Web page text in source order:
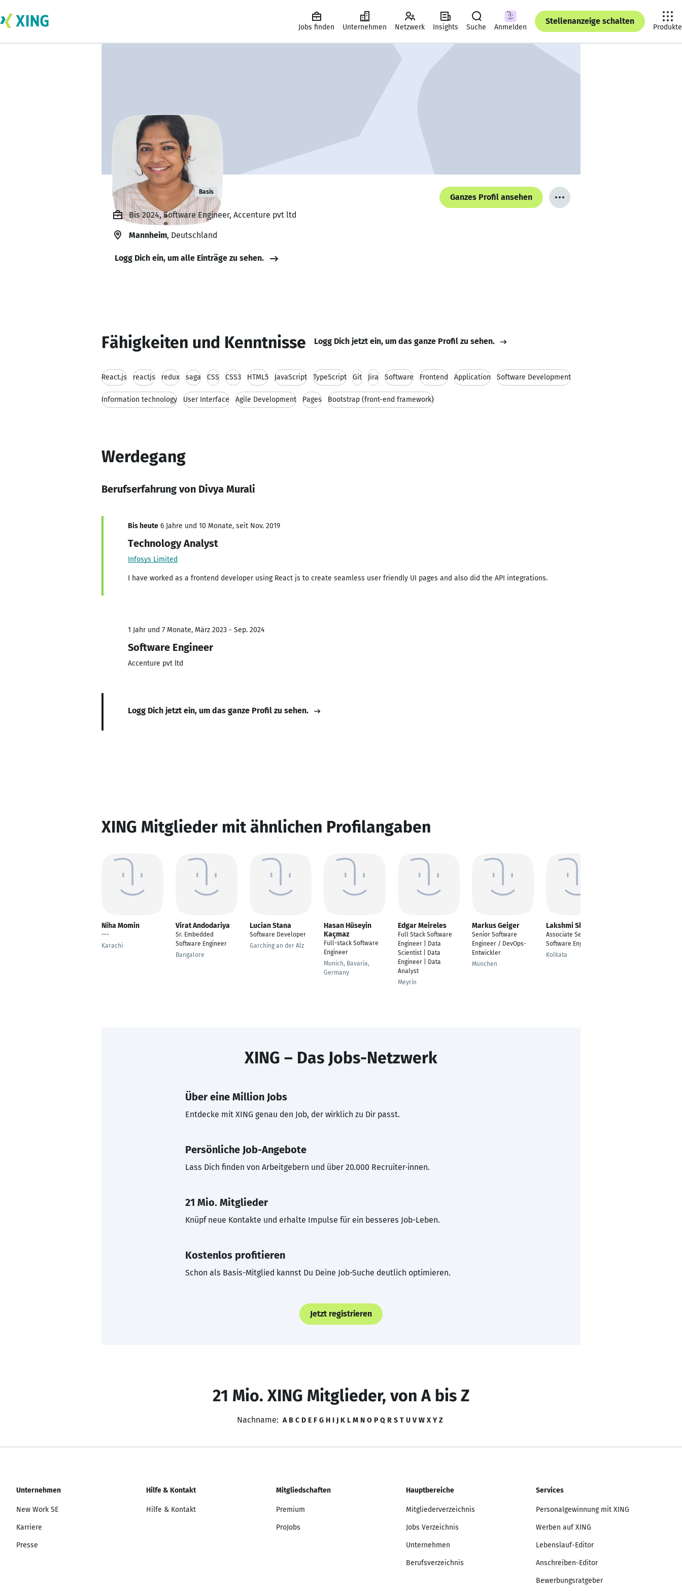
Jobs finden Unternehmen Netzwerk Insights Suche Anmelden
Stellenanzeige schalten
Produkte
Divya Murali Basis
Ganzes Profil ansehen
Bis 2024, Software Engineer, Accenture pvt ltd
Mannheim, Deutschland
Logg Dich ein, um alle Einträge zu sehen.
Fähigkeiten und Kenntnisse Logg Dich jetzt ein, um das ganze Profil zu sehen.
React.js reactjs redux saga CSS CSS3 HTML5 JavaScript TypeScript Git Jira Software Frontend Application Software Development
Information technology User Interface Agile Development Pages Bootstrap (front-end framework)
Werdegang
Berufserfahrung von Divya Murali
Bis heute 6 Jahre und 10 Monate, seit Nov. 2019
Technology Analyst
Infosys Limited
I have worked as a frontend developer using React js to create seamless user friendly UI pages and also did the API integrations.
1 Jahr und 7 Monate, März 2023 - Sep. 2024
Software Engineer
Accenture pvt ltd
Logg Dich jetzt ein, um das ganze Profil zu sehen.
XING Mitglieder mit ähnlichen Profilangaben
Niha Momin
---
Karachi
Virat Andodariya
Sr. Embedded
Software Engineer
Bangalore
Lucian Stana
Software Developer
Garching an der Alz
Hasan Hüseyin
Kaçmaz
Full-stack Software
Engineer
Munich, Bavaria,
Germany
Edgar Meireles
Full Stack Software
Engineer | Data
Scientist | Data
Engineer | Data
Analyst
Meyrin
Markus Geiger
Senior Software
Engineer / DevOps-
Entwickler
München
Lakshmi Shaw
Associate Senior
Software Engineer
Kolkata
XING – Das Jobs-Netzwerk
Über eine Million Jobs
Entdecke mit XING genau den Job, der wirklich zu Dir passt.
Persönliche Job-Angebote
Lass Dich finden von Arbeitgebern und über 20.000 Recruiter·innen.
21 Mio. Mitglieder
Knüpf neue Kontakte und erhalte Impulse für ein besseres Job-Leben.
Kostenlos profitieren
Schon als Basis-Mitglied kannst Du Deine Job-Suche deutlich optimieren.
Jetzt registrieren
21 Mio. XING Mitglieder, von A bis Z
Nachname: A B C D E F G H I J K L M N O P Q R S T U V W X Y Z
Unternehmen
New Work SE
Karriere
Presse
Hilfe & Kontakt
Hilfe & Kontakt
Mitgliedschaften
Premium
ProJobs
Hauptbereiche
Mitgliederverzeichnis
Jobs Verzeichnis
Unternehmen
Berufsverzeichnis
Services
Personalgewinnung mit XING
Werben auf XING
Lebenslauf-Editor
Anschreiben-Editor
Bewerbungsratgeber